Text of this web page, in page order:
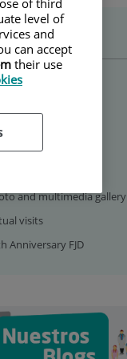
section
de salud
and multimedia gallery
visits
Anniversary FJD
level of
and
can accept
their use